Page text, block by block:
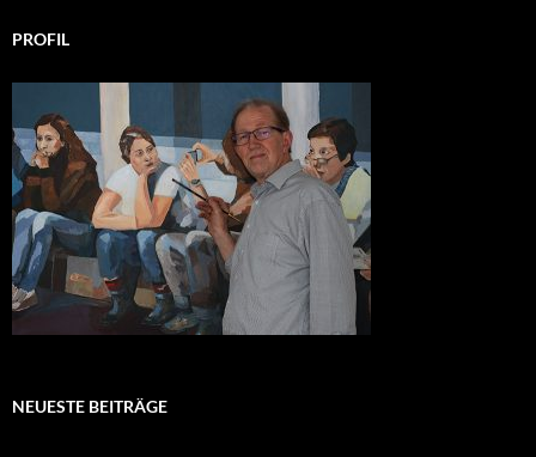
PROFIL
NEUESTE BEITRÄGE